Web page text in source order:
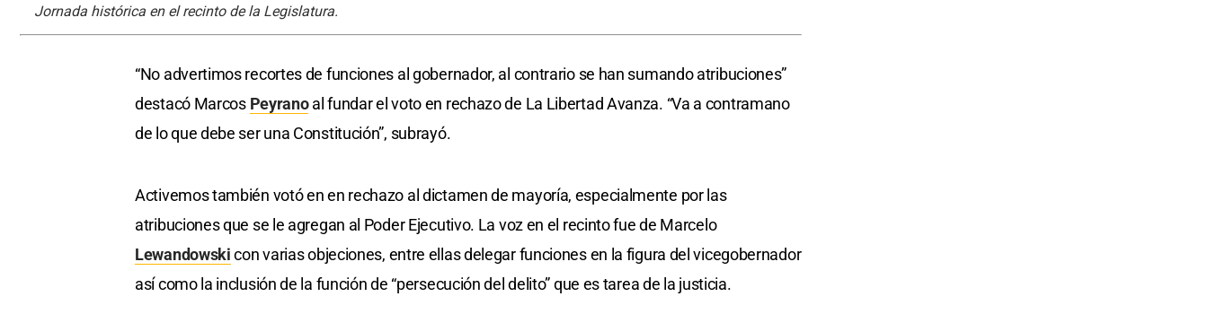
Jornada histórica en el recinto de la Legislatura.
“No advertimos recortes de funciones al gobernador, al contrario se han sumando atribuciones”
destacó Marcos Peyranoal fundar el voto en rechazo de La Libertad Avanza. “Va a contramano
de lo que debe ser una Constitución”, subrayó.
Activemos también votó en en rechazo al dictamen de mayoría, especialmente por las
atribuciones que se le agregan al Poder Ejecutivo. La voz en el recinto fue de Marcelo
Lewandowskicon varias objeciones, entre ellas delegar funciones en la figura del vicegobernador
así como la inclusión de la función de “persecución del delito” que es tarea de la justicia.